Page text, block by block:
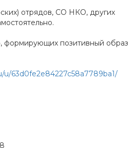
отрядов, СО НКО, других
формирующих позитивный образ
u/63d0fe2e84227c58a7789ba1/